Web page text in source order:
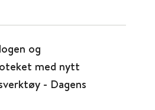
og
med nytt
- Dagens